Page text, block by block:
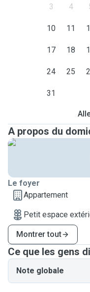
3 4
10 11
17 18
24 25
31
A propos du
Le foyer
Appartement
Petit espace
Montrer tout
Ce que les gens
Note globale